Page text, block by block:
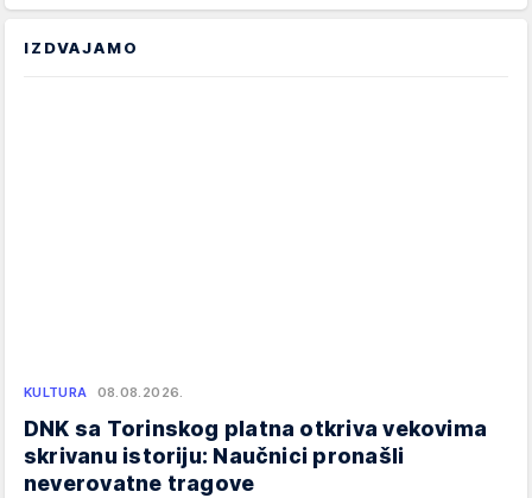
IZDVAJAMO
KULTURA 08.08.2026.
DNK sa Torinskog platna otkriva vekovima
skrivanu istoriju: Naučnici pronašli
neverovatne tragove